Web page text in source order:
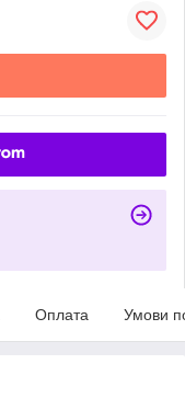
Оплата Умови